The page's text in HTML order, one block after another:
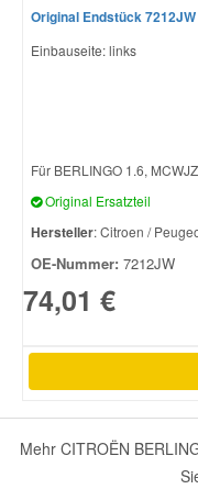
Original Endstück 7212JW
Einbauseite: links
Für BERLINGO 1.6,
Original Ersatzteil
Hersteller: Citroen /
OE-Nummer: 7212JW
74,01 €
Mehr CITROËN